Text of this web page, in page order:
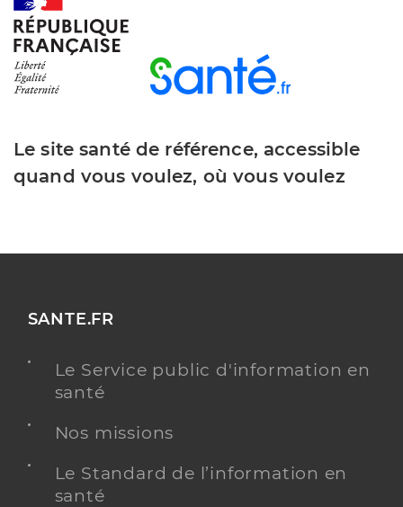
Dr Treilhou Damien
Professionel de santé
Chirurgie dentaire
Adresse
3 Rue de la Vanelle, 81430 Villefranche-
Le site santé de référence, accessible
quand vous voulez, où vous voulez
SANTE.FR
Le Service public d'information en
santé
Nos missions
Le Standard de l’information en
santé